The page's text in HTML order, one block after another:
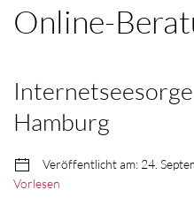
Online-
Hamburg
Veröffentlicht am: 24.
Vorlesen